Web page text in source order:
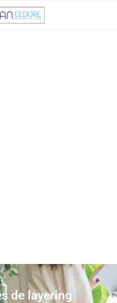
de layering